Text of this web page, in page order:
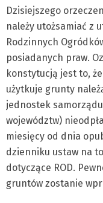
Dzisiejszego
należy utożsamiać z
Rodzinnych
posiadanych praw.
konstytucją jest to,
użytkuje grunty
jednostek
województw)
miesięcy od dnia
dzienniku ustaw na
dotyczące ROD.
gruntów zostanie